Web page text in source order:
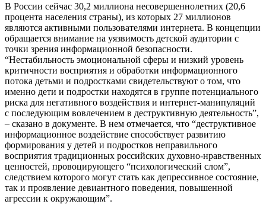
В России сейчас 30,2 миллиона несовершеннолетних (20,6
процента населения страны), из которых 27 миллионов
являются активными пользователями интернета. В концепции
обращается внимание на уязвимость детской аудитории с
точки зрения информационной безопасности.
“Нестабильность эмоциональной сферы и низкий уровень
критичности восприятия и обработки информационного
потока детьми и подростками свидетельствуют о том, что
именно дети и подростки находятся в группе потенциального
риска для негативного воздействия и интернет-манипуляций
с последующим вовлечением в деструктивную деятельность”,
– сказано в документе. В нем отмечается, что “деструктивное
информационное воздействие способствует развитию
формирования у детей и подростков неправильного
восприятия традиционных российских духовно-нравственных
ценностей, провоцирующего “психологический слом”,
следствием которого могут стать как депрессивное состояние,
так и проявление девиантного поведения, повышенной
агрессии к окружающим”.